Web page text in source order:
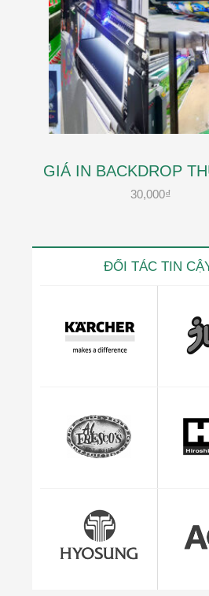
GIÁ IN BACKDROP
30,000₫
ĐỐI TÁC TIN